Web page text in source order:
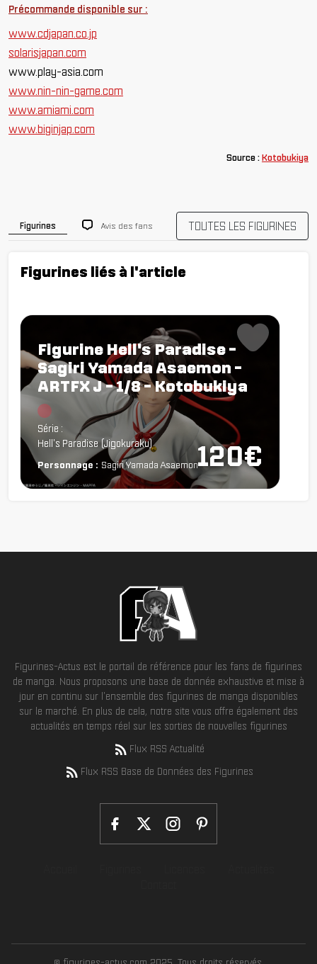
Précommande disponible sur :
www.cdjapan.co.jp
solarisjapan.com
www.play-asia.com
www.nin-nin-game.com
www.amiami.com
www.biginjap.com
Source :Kotobukiya
Figurines Avis des fans TOUTES LES FIGURINES
Figurines liés à l'article
120€
Figurine Hell's Paradise -
Sagiri Yamada Asaemon -
ARTFX J - 1/8 - Kotobukiya
Chargement...
Série :
Hell's Paradise (Jigokuraku)
Personnage : Sagiri Yamada Asaemon
Figurines-Actus est le portail de référence pour les fans de figurines
de manga. Nous proposons une base de donnée exhaustive et mise à
jour en continu sur l'ensemble des figurines de manga disponibles
sur le marché. En plus de cela, notre site vous offre également des
actualités en temps réel sur les sorties de nouvelles figurines
Flux RSS Actualité
Flux RSS Base de Données des Figurines